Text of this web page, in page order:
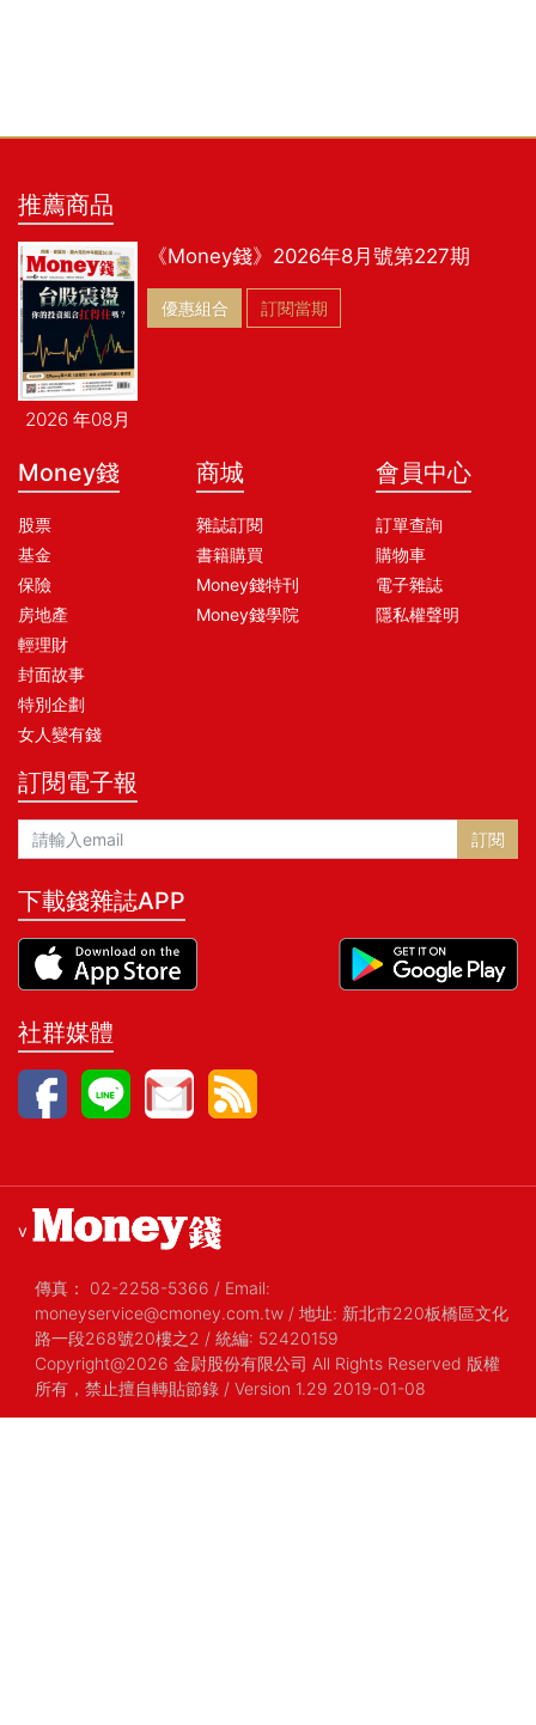
推薦商品
2026 年08月
《Money錢》2026年8月號第227期
優惠組合 訂閱當期
Money錢
股票
基金
保險
房地產
輕理財
封面故事
特別企劃
女人變有錢
商城
雜誌訂閱
書籍購買
Money錢特刊
Money錢學院
會員中心
訂單查詢
購物車
電子雜誌
隱私權聲明
訂閱電子報
訂閱
下載錢雜誌APP
社群媒體
v
傳真： 02-2258-5366 / Email:
moneyservice@cmoney.com.tw / 地址: 新北市220板橋區文化
路一段268號20樓之2 / 統編: 52420159
Copyright@2026 金尉股份有限公司 All Rights Reserved 版權
所有，禁止擅自轉貼節錄 / Version 1.29 2019-01-08